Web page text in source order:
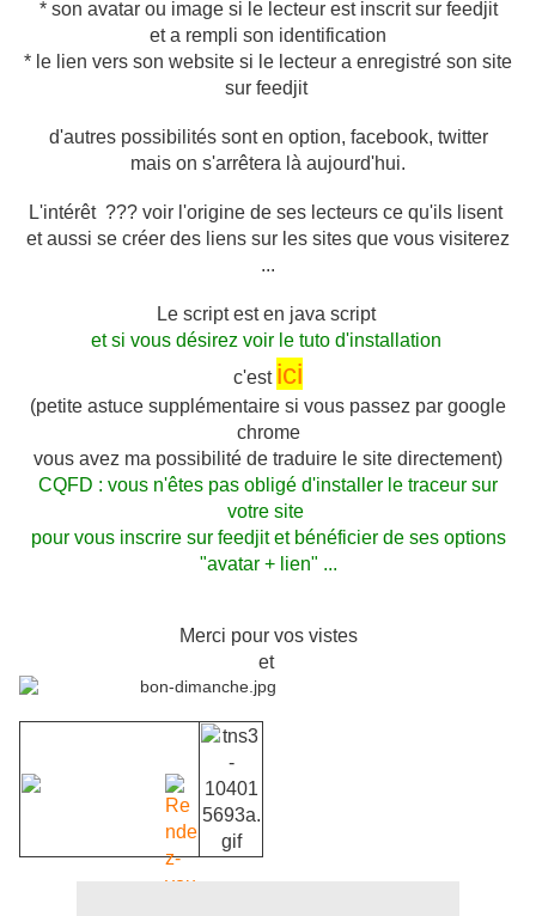
* son avatar ou image si le lecteur est inscrit sur feedjit
et a rempli son identification
* le lien vers son website si le lecteur a enregistré son site
sur feedjit
d'autres possibilités sont en option, facebook, twitter
mais on s'arrêtera là aujourd'hui.
L'intérêt ??? voir l'origine de ses lecteurs ce qu'ils lisent
et aussi se créer des liens sur les sites que vous visiterez
...
Le script est en java script
et si vous désirez voir le tuto d'installation
c'est ici
(petite astuce supplémentaire si vous passez par google
chrome
vous avez ma possibilité de traduire le site directement)
CQFD : vous n'êtes pas obligé d'installer le traceur sur
votre site
pour vous inscrire sur feedjit et bénéficier de ses options
"avatar + lien" ...
Merci pour vos vistes
et